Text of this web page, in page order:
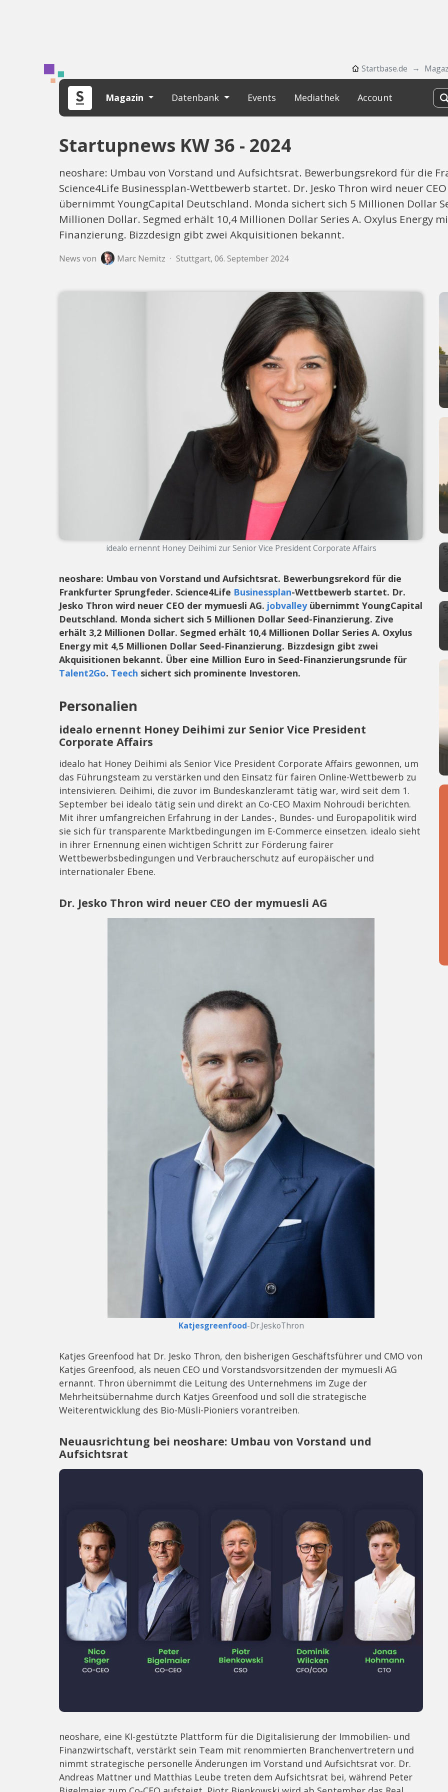
Startbase.de
Magazin Datenbank Events Mediathek Account
Startupnews KW 36 - 2024
neoshare: Umbau von Vorstand und Aufsichtsrat. Bewerbungsrekord für die
Science4Life Businessplan-Wettbewerb startet. Dr. Jesko Thron wird neuer
übernimmt YoungCapital Deutschland. Monda sichert sich 5 Millionen Dollar
Millionen Dollar. Segmed erhält 10,4 Millionen Dollar Series A. Oxylus Energy
Finanzierung. Bizzdesign gibt zwei Akquisitionen bekannt.
News von Marc Nemitz · Stuttgart, 06. September 2024
idealo ernennt Honey Deihimi zur Senior Vice President Corporate Affairs
neoshare: Umbau von Vorstand und Aufsichtsrat. Bewerbungsrekord für die
Frankfurter Sprungfeder. Science4Life Businessplan-Wettbewerb startet. Dr.
Jesko Thron wird neuer CEO der mymuesli AG. jobvalleyübernimmt YoungCapital
Deutschland. Monda sichert sich 5 Millionen Dollar Seed-Finanzierung. Zive
erhält 3,2 Millionen Dollar. Segmed erhält 10,4 Millionen Dollar Series A. Oxylus
Energy mit 4,5 Millionen Dollar Seed-Finanzierung. Bizzdesign gibt zwei
Akquisitionen bekannt. Über eine Million Euro in Seed-Finanzierungsrunde für
Talent2Go. Teech sichert sich prominente Investoren.
Personalien
idealo ernennt Honey Deihimi zur Senior Vice President
Corporate Affairs
idealo hat Honey Deihimi als Senior Vice President Corporate Affairs gewonnen, um
das Führungsteam zu verstärken und den Einsatz für fairen Online-Wettbewerb zu
intensivieren. Deihimi, die zuvor im Bundeskanzleramt tätig war, wird seit dem 1.
September bei idealo tätig sein und direkt an Co-CEO Maxim Nohroudi berichten.
Mit ihrer umfangreichen Erfahrung in der Landes-, Bundes- und Europapolitik wird
sie sich für transparente Marktbedingungen im E-Commerce einsetzen. idealo sieht
in ihrer Ernennung einen wichtigen Schritt zur Förderung fairer
Wettbewerbsbedingungen und Verbraucherschutz auf europäischer und
internationaler Ebene.
Dr. Jesko Thron wird neuer CEO der mymuesli AG
Katjesgreenfood-Dr.JeskoThron
Katjes Greenfood hat Dr. Jesko Thron, den bisherigen Geschäftsführer und CMO von
Katjes Greenfood, als neuen CEO und Vorstandsvorsitzenden der mymuesli AG
ernannt. Thron übernimmt die Leitung des Unternehmens im Zuge der
Mehrheitsübernahme durch Katjes Greenfood und soll die strategische
Weiterentwicklung des Bio-Müsli-Pioniers vorantreiben.
Neuausrichtung bei neoshare: Umbau von Vorstand und
Aufsichtsrat
neoshare, eine KI-gestützte Plattform für die Digitalisierung der Immobilien- und
Finanzwirtschaft, verstärkt sein Team mit renommierten Branchenvertretern und
nimmt strategische personelle Änderungen im Vorstand und Aufsichtsrat vor. Dr.
Andreas Mattner und Matthias Leube treten dem Aufsichtsrat bei, während Peter